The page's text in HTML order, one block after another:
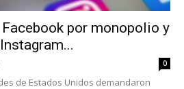
Facebook por monopolio y
0
de Estados Unidos demandaron